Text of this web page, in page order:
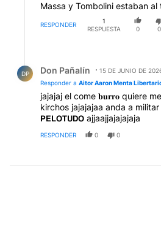
Massa y Tombolini estaban al
RESPONDER
1
RESPUESTA
0 0
DP Don Pañalín
15 DE JUNIO DE
Responder a Aitor Aaron Menta
jajajaj el come 𝐛𝐮𝐫𝐫𝐨 quiere
kirchos jajajajaa anda a militar
𝗣𝗘𝗟𝗢𝗧𝗨𝗗𝗢 ajjaajjajajajaja
RESPONDER 0 0